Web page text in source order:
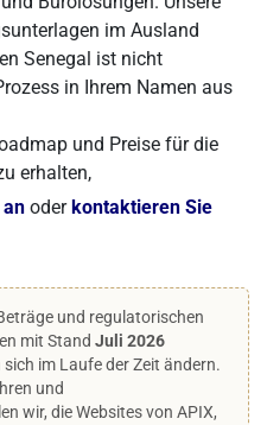
im Ausland
Senegal ist nicht
in Ihrem Namen aus
und Preise für die
erhalten,
oderkontaktieren Sie
und regulatorischen
mit Stand Juli 2026
im Laufe der Zeit ändern.
und
wir, die Websites von APIX,